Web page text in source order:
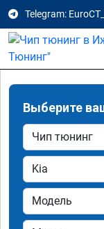
Telegram:
Выберите